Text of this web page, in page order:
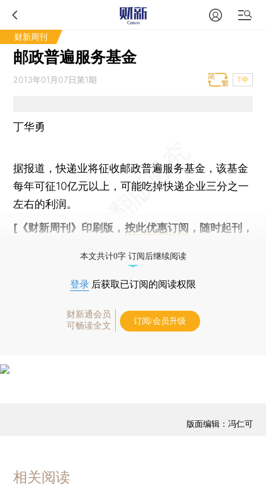
财新周刊
邮政普遍服务基金
2013年01月07日第1期 T中
丁华勇
据报道，快递业将征收邮政普遍服务基金，该基金
每年可征10亿元以上，可能吃掉快递企业三分之一
左右的利润。
[《财新周刊》印刷版， 按此优惠订阅 ，随时起刊，
本文共计0字 订阅后继续阅读
登录 后获取已订阅的阅读权限
财新通会员
可畅读全文
订阅/会员升级
版面编辑：冯仁可
相关阅读